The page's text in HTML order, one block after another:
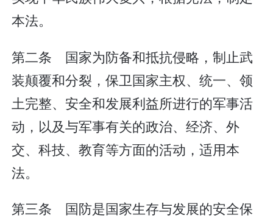
本法。
第二条 国家为防备和抵抗侵略，制止武
装颠覆和分裂，保卫国家主权、统一、领
土完整、安全和发展利益所进行的军事活
动，以及与军事有关的政治、经济、外
交、科技、教育等方面的活动，适用本
法。
第三条 国防是国家生存与发展的安全保